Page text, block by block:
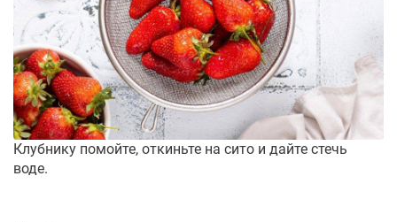
Клубнику помойте, откиньте на сито и дайте стечь
воде.